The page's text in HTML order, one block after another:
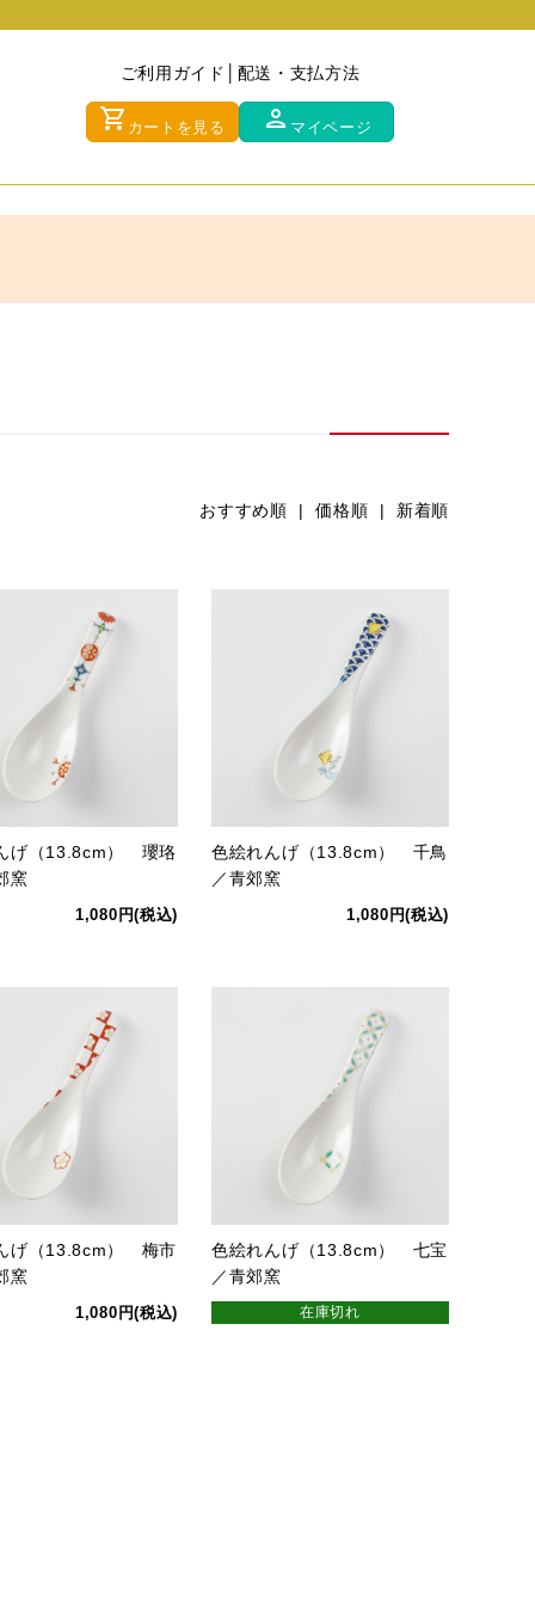
ご利用ガイド 配送・支払方法
shopping_cart カートを見る person マイページ
おすすめ順 |価格順 | 新着順
げ（13.8cm） 瓔珞
窯
1,080円(税込)
色絵れんげ（13.8cm） 千鳥
／青郊窯
1,080円(税込)
げ（13.8cm） 梅市
窯
1,080円(税込)
色絵れんげ（13.8cm） 七宝
／青郊窯
在庫切れ